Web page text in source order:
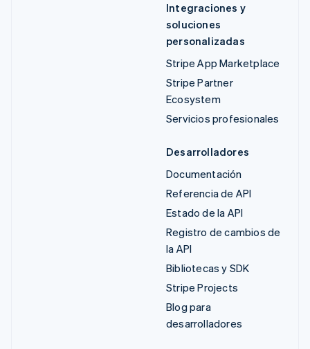
Integraciones y
soluciones
personalizadas
Stripe App Marketplace
Stripe Partner
Ecosystem
Servicios profesionales
Desarrolladores
Documentación
Referencia de API
Estado de la API
Registro de cambios de
la API
Bibliotecas y SDK
Stripe Projects
Blog para
desarrolladores